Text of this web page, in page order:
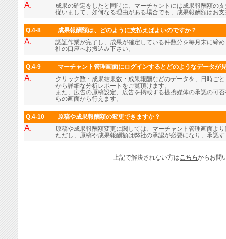
A.
成果の確定をしたと同時に、マーチャントには成果報酬額の
従いまして、如何なる理由がある場合でも、成果報酬額はお
Q.4-8 成果報酬額は、どのように支払えばよいのですか？
A.
認証作業が完了し、成果が確定している件数分を毎月末に締
社の口座へお振込み下さい。
Q.4-9 マーチャント管理画面にログインするとどのようなデータが
A.
クリック数・成果結果数・成果報酬などのデータを、日時ご
から詳細な分析レポートをご覧頂けます。
また、広告の原稿設定、広告を掲載する提携媒体の承認の可
らの画面から行えます。
Q.4-10 原稿や成果報酬額の変更できますか？
A.
原稿や成果報酬額変更に関しては、マーチャント管理画面よ
ただし、原稿や成果報酬額は弊社の承認が必要になり、承認
上記で解決されない方はこちらからお問